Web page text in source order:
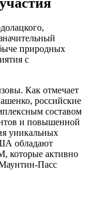
природных
с
Как отмечает
российские
составом
и повышенной
уникальных
обладают
которые активно
Пасс